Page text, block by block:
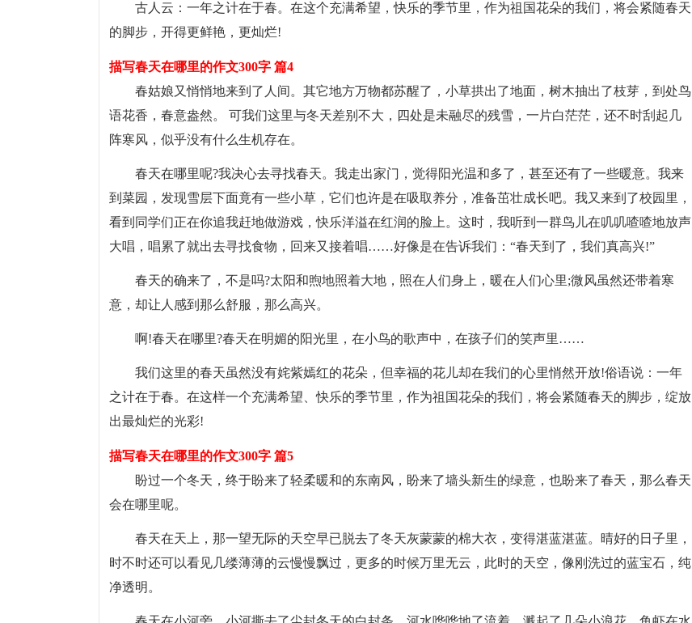
古人云：一年之计在于春。在这个充满希望，快乐的季节里，作为祖国花朵的我们，将会紧随春天
的脚步，开得更鲜艳，更灿烂!
描写春天在哪里的作文300字 篇4
春姑娘又悄悄地来到了人间。其它地方万物都苏醒了，小草拱出了地面，树木抽出了枝芽，到处鸟
语花香，春意盎然。 可我们这里与冬天差别不大，四处是未融尽的残雪，一片白茫茫，还不时刮起几
阵寒风，似乎没有什么生机存在。
春天在哪里呢?我决心去寻找春天。我走出家门，觉得阳光温和多了，甚至还有了一些暖意。我来
到菜园，发现雪层下面竟有一些小草，它们也许是在吸取养分，准备茁壮成长吧。我又来到了校园里，
看到同学们正在你追我赶地做游戏，快乐洋溢在红润的脸上。这时，我听到一群鸟儿在叽叽喳喳地放声
大唱，唱累了就出去寻找食物，回来又接着唱……好像是在告诉我们：“春天到了，我们真高兴!”
春天的确来了，不是吗?太阳和煦地照着大地，照在人们身上，暖在人们心里;微风虽然还带着寒
意，却让人感到那么舒服，那么高兴。
啊!春天在哪里?春天在明媚的阳光里，在小鸟的歌声中，在孩子们的笑声里……
我们这里的春天虽然没有姹紫嫣红的花朵，但幸福的花儿却在我们的心里悄然开放!俗语说：一年
之计在于春。在这样一个充满希望、快乐的季节里，作为祖国花朵的我们，将会紧随春天的脚步，绽放
出最灿烂的光彩!
描写春天在哪里的作文300字 篇5
盼过一个冬天，终于盼来了轻柔暖和的东南风，盼来了墙头新生的绿意，也盼来了春天，那么春天
会在哪里呢。
春天在天上，那一望无际的天空早已脱去了冬天灰蒙蒙的棉大衣，变得湛蓝湛蓝。晴好的日子里，
时不时还可以看见几缕薄薄的云慢慢飘过，更多的时候万里无云，此时的天空，像刚洗过的蓝宝石，纯
净透明。